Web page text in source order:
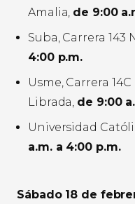
Amalia, de 9:00
Suba, Carrera 143
4:00 p.m.
Usme, Carrera 14C
Librada, de 9:00
Universidad
a.m. a 4:00 p.m.
Sábado 18 de